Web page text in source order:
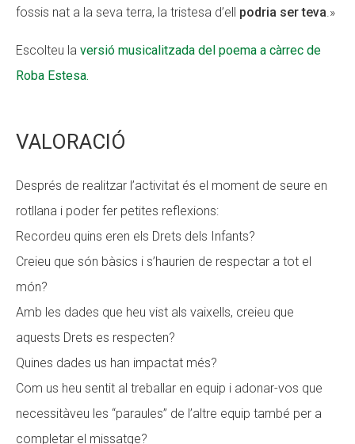
fossis nat a la seva terra, la tristesa d’ell podria ser teva.»
Escolteu la versió musicalitzada del poema a càrrec de
Roba Estesa.
VALORACIÓ
Després de realitzar l’activitat és el moment de seure en
rotllana i poder fer petites reflexions:
Recordeu quins eren els Drets dels Infants?
Creieu que són bàsics i s’haurien de respectar a tot el
món?
Amb les dades que heu vist als vaixells, creieu que
aquests Drets es respecten?
Quines dades us han impactat més?
Com us heu sentit al treballar en equip i adonar-vos que
necessitàveu les “paraules” de l’altre equip també per a
completar el missatge?